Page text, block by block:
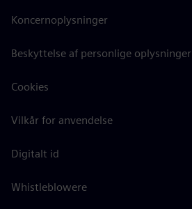
Koncernoplysninger
Beskyttelse af personlige oplysninger
Cookies
Vilkår for anvendelse
Digitalt id
Whistleblowere